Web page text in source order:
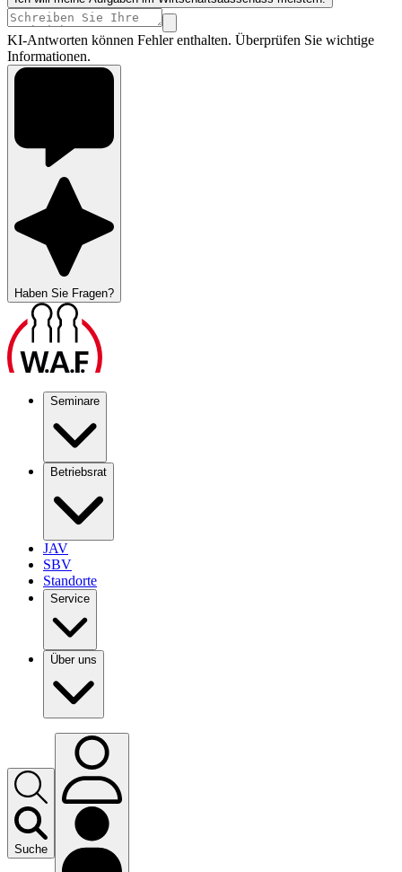
KI-Antworten können Fehler enthalten. Überprüfen Sie wichtige
Informationen.
Haben Sie Fragen?
Seminare
Betriebsrat
JAV
SBV
Standorte
Service
Über uns
Suche